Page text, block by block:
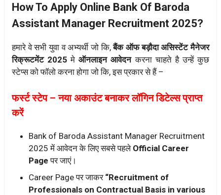
How To Apply Online Bank Of Baroda
Assistant Manager Recruitment 2025?
हमारे वे सभी युवा व अभ्यर्थी जो कि,बैंक ऑफ बड़ौदा असिस्टेंट मैनेजर
रिक्रूटमेंट 2025मेऑनलाइन आवेदनकरना चाहते है उन्हें कुछ
स्टेप्स को फॉलो करना होगा जो कि, इस प्रकार से हैं –
फर्स्ट स्टेप – नया अकाउंट बनाकर लॉगिन डिटेल्स प्राप्त
करें
Bank of Baroda Assistant Manager Recruitment
2025 में आवेदन के लिए सबसे पहले Official Career
Page पर जाएं।
Career Page पर जाकर “Recruitment of
Professionals on Contractual Basis in various